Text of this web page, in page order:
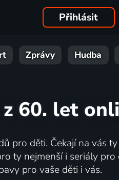
Přihlásit
Zprávy Hudba
60. let
pro děti. Čekají na vás ty
ty nejmenší i seriály pro
pro vaše děti i vás.